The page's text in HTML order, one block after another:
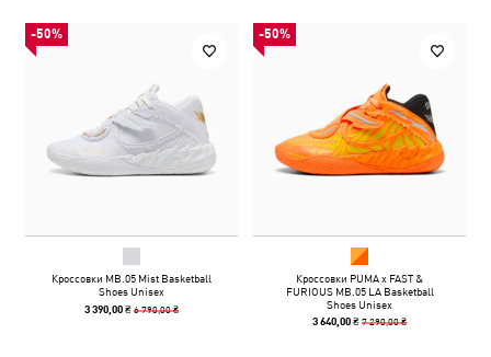
-50%
Кроссовки MB.05 Mist Basketball
Shoes Unisex
3 390,00 ₴6 790,00 ₴
-50%
Кроссовки PUMA x FAST &
FURIOUS MB.05 LA Basketball
Shoes Unisex
3 640,00 ₴7 290,00 ₴